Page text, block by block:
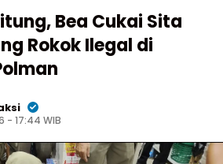
Bea Cukai Sita
Rokok Ilegal di
- 17:44 WIB